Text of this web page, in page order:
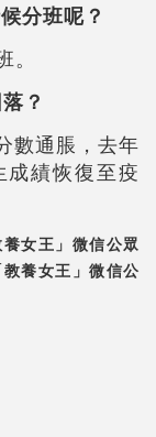
分班呢？
？
數通脹，去年
績恢復至疫
女王」微信公眾
養女王」微信公